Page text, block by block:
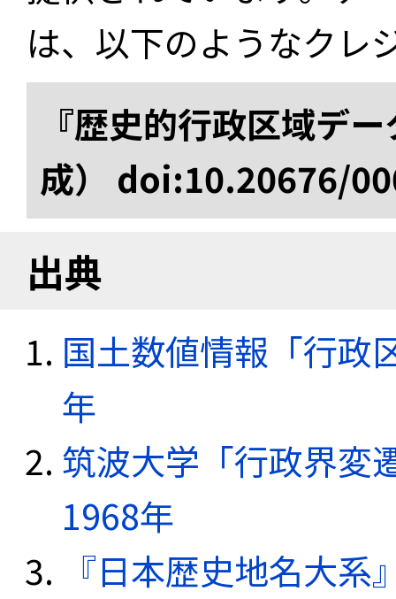
は、以下のようなクレ
『歴史的行政区域デ
成） doi:10.20676/
出典
国土数値情報「行政
年
筑波大学「行政界変
1968年
『日本歴史地名大